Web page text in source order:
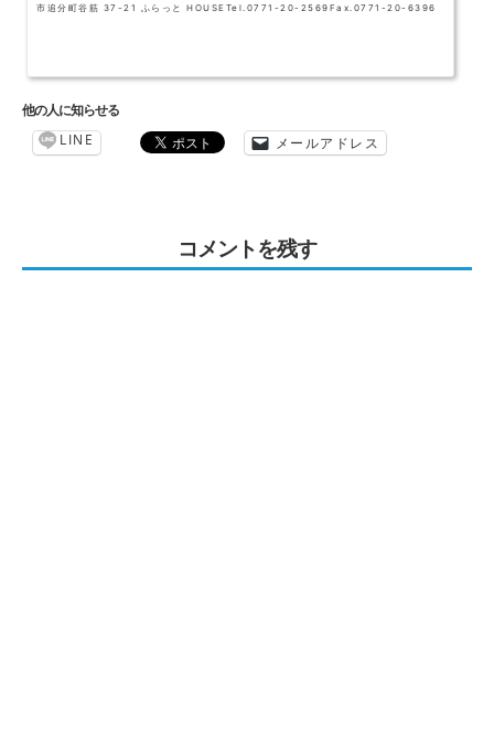
市追分町谷筋 37-21 ふらっと HOUSETel.0771-20-2569Fax.0771-20-6396
他の人に知らせる
LINE メールアドレス
コメントを残す